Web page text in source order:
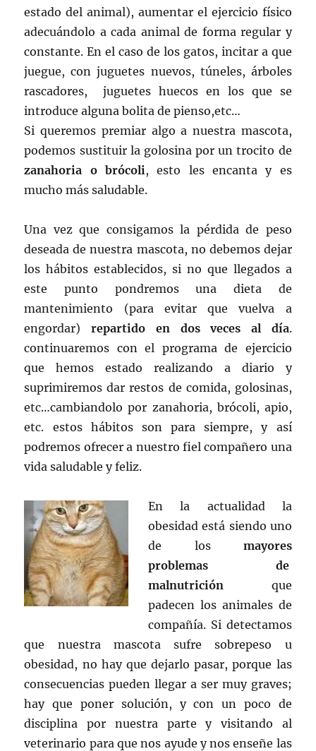
estado del animal), aumentar el ejercicio físico
adecuándolo a cada animal de forma regular y
constante. En el caso de los gatos, incitar a que
juegue, con juguetes nuevos, túneles, árboles
rascadores, juguetes huecos en los que se
introduce alguna bolita de pienso,etc…
Si queremos premiar algo a nuestra mascota,
podemos sustituir la golosina por un trocito de
zanahoria o brócoli , esto les encanta y es
mucho más saludable.
Una vez que consigamos la pérdida de peso
deseada de nuestra mascota, no debemos dejar
los hábitos establecidos, si no que llegados a
este punto pondremos una dieta de
mantenimiento (para evitar que vuelva a
engordar)repartido en dos veces al día.
continuaremos con el programa de ejercicio
que hemos estado realizando a diario y
suprimiremos dar restos de comida, golosinas,
etc…cambiandolo por zanahoria, brócoli, apio,
etc. estos hábitos son para siempre, y así
podremos ofrecer a nuestro fiel compañero una
vida saludable y feliz.
En la actualidad la
obesidad está siendo uno
de los mayores
problemas de
malnutrición que
padecen los animales de
compañía. Si detectamos
que nuestra mascota sufre sobrepeso u
obesidad, no hay que dejarlo pasar, porque las
consecuencias pueden llegar a ser muy graves;
hay que poner solución, y con un poco de
disciplina por nuestra parte y visitando al
veterinario para que nos ayude y nos enseñe las